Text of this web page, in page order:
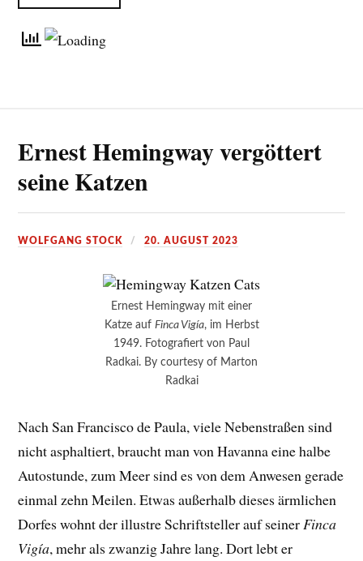
Ernest Hemingway vergöttert
seine Katzen
WOLFGANG STOCK 20. AUGUST 2023
Ernest Hemingway mit einer
Katze auf Finca Vigía, im Herbst
1949. Fotografiert von Paul
Radkai. By courtesy of Marton
Radkai
Nach San Francisco de Paula, viele Nebenstraßen sind
nicht asphaltiert, braucht man von Havanna eine halbe
Autostunde, zum Meer sind es von dem Anwesen gerade
einmal zehn Meilen. Etwas außerhalb dieses ärmlichen
Dorfes wohnt der illustre Schriftsteller auf seiner Finca
Vigía, mehr als zwanzig Jahre lang. Dort lebt er